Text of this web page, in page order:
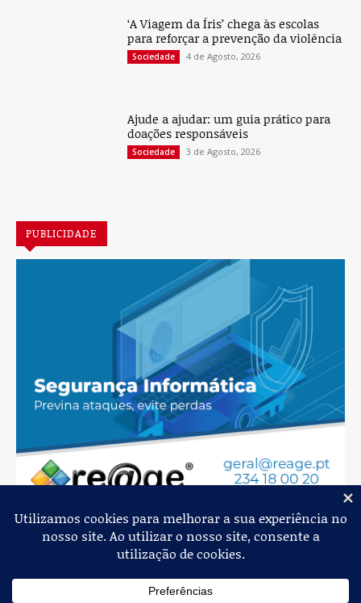
‘A Viagem da Íris’ chega às escolas
para reforçar a prevenção da violência
Sociedade 4 de Agosto, 2026
Ajude a ajudar: um guia prático para
doações responsáveis
Sociedade 3 de Agosto, 2026
PUBLICIDADE
Jornal de Albergaria,2026© Todos os Direitos Reservados
Estatuto Editorial